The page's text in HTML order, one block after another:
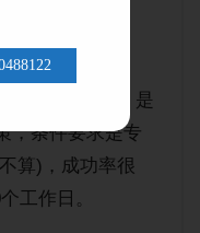
个人才市场)，是
，条件要求是专
算)，成功率很
工作日。